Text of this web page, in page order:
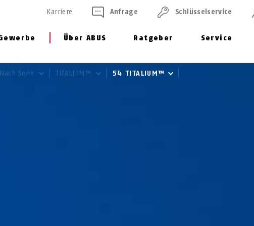
Über ABUS Ratgeber Service
Karriere Anfrage Schlüssel­service
Nach Serie TITALIUM™ 54 TITALIUM™